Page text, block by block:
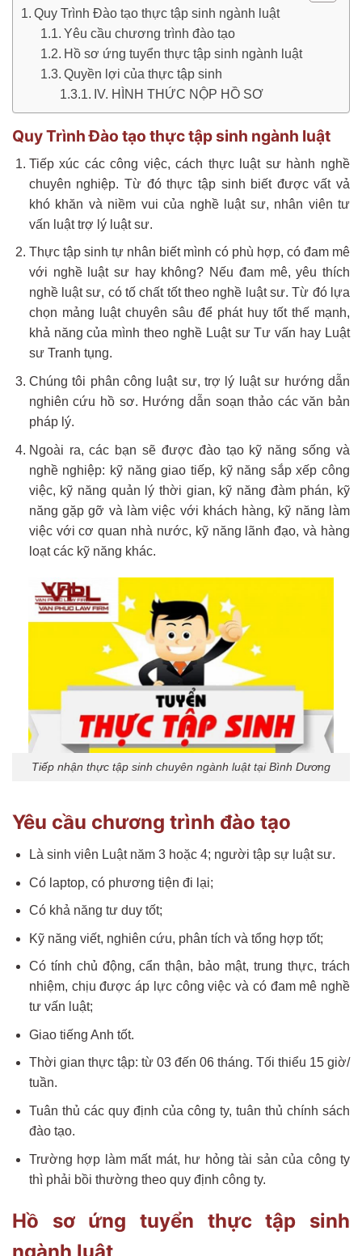
Quy Trình Đào tạo thực tập sinh ngành luật
Yêu cầu chương trình đào tạo
Hồ sơ ứng tuyển thực tập sinh ngành luật
Quyền lợi của thực tập sinh
IV. HÌNH THỨC NỘP HỒ SƠ
Quy Trình Đào tạo thực tập sinh ngành luật
Tiếp xúc các công việc, cách thực luật sư hành nghề
chuyên nghiệp. Từ đó thực tập sinh biết được vất vả
khó khăn và niềm vui của nghề luật sư, nhân viên tư
vấn luật trợ lý luật sư.
Thực tập sinh tự nhân biết mình có phù hợp, có đam mê
với nghề luật sư hay không? Nếu đam mê, yêu thích
nghề luật sư, có tố chất tốt theo nghề luật sư. Từ đó lựa
chọn mảng luật chuyên sâu để phát huy tốt thế mạnh,
khả năng của mình theo nghề Luật sư Tư vấn hay Luật
sư Tranh tụng.
Chúng tôi phân công luật sư, trợ lý luật sư hướng dẫn
nghiên cứu hồ sơ. Hướng dẫn soạn thảo các văn bản
pháp lý.
Ngoài ra, các bạn sẽ được đào tạo kỹ năng sống và
nghề nghiệp: kỹ năng giao tiếp, kỹ năng sắp xếp công
việc, kỹ năng quản lý thời gian, kỹ năng đàm phán, kỹ
năng gặp gỡ và làm việc với khách hàng, kỹ năng làm
việc với cơ quan nhà nước, kỹ năng lãnh đạo, và hàng
loạt các kỹ năng khác.
Tiếp nhận thực tập sinh chuyên ngành luật tại Bình Dương
Yêu cầu chương trình đào tạo
Là sinh viên Luật năm 3 hoặc 4; người tập sự luật sư.
Có laptop, có phương tiện đi lại;
Có khả năng tư duy tốt;
Kỹ năng viết, nghiên cứu, phân tích và tổng hợp tốt;
Có tính chủ động, cẩn thận, bảo mật, trung thực, trách
nhiệm, chịu được áp lực công việc và có đam mê nghề
tư vấn luật;
Giao tiếng Anh tốt.
Thời gian thực tập: từ 03 đến 06 tháng. Tối thiểu 15 giờ/
tuần.
Tuân thủ các quy định của công ty, tuân thủ chính sách
đào tạo.
Trường hợp làm mất mát, hư hỏng tài sản của công ty
thì phải bồi thường theo quy định công ty.
Hồ sơ ứng tuyển thực tập sinh